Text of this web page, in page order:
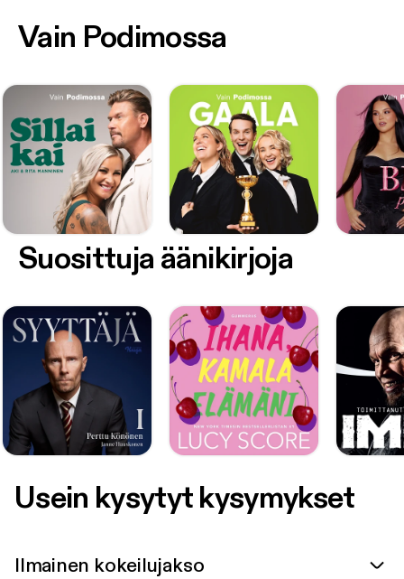
Vain Podimossa
Suosittuja äänikirjoja
Usein kysytyt kysymykset
Ilmainen kokeilujakso